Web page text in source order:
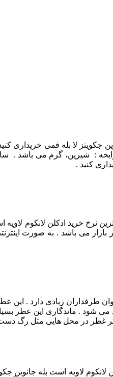
جکوینز لا بله فمی خریداری
: شیرین، گرم می باشد .
کنید .
نرخ خرید ادکلن لانکوم
می باشد . به صورت
این
می ‌شود . ماندگاری این عطر
غطر در محل هایی مثل رگ
لانکوم لاویه است بله